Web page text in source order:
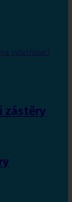
vyšetřovací
zástěry